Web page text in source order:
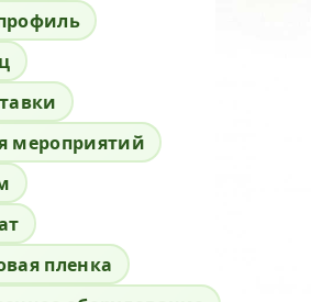
мероприятий
пленка